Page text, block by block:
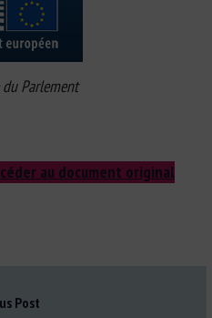
Parlement
au document original
Post